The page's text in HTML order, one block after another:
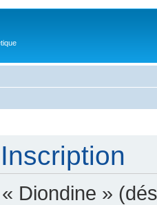
Diondine »